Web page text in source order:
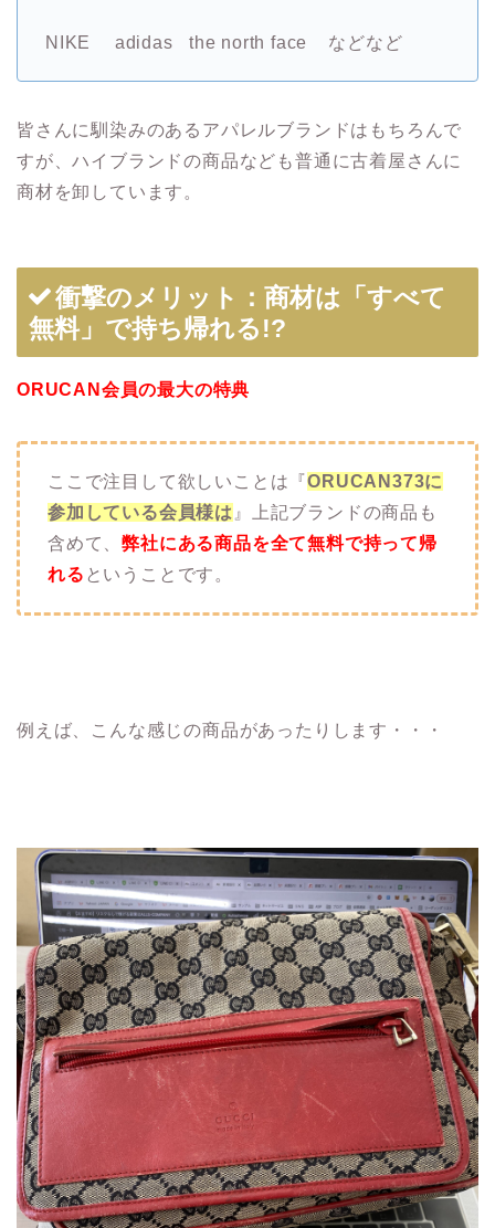
NIKE adidas the north face などなど
皆さんに馴染みのあるアパレルブランドはもちろんで
すが、ハイブランドの商品なども普通に古着屋さんに
商材を卸しています。
衝撃のメリット：商材は「すべて
無料」で持ち帰れる!?
ORUCAN会員の最大の特典
ここで注目して欲しいことは『ORUCAN373に
参加している会員様は 』上記ブランドの商品も
含めて、弊社にある商品を全て無料で持って帰
れる ということです。
例えば、こんな感じの商品があったりします・・・